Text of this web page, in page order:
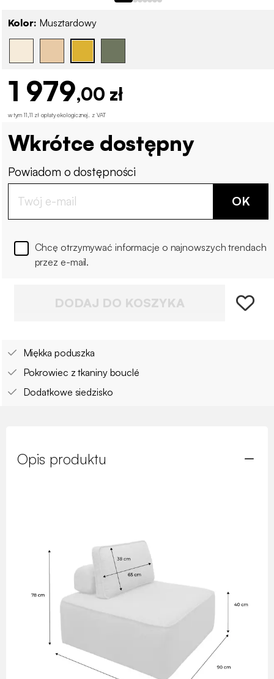
Kolor: Musztardowy
1 979,00 zł
w tym 11,11 zł opłaty ekologicznej z VAT
Wkrótce dostępny
Powiadom o dostępności
OK
Chcę otrzymywać informacje o najnowszych trendach
przez e-mail.
DODAJ DO KOSZYKA
Miękka poduszka
Pokrowiec z tkaniny bouclé
Dodatkowe siedzisko
Opis produktu